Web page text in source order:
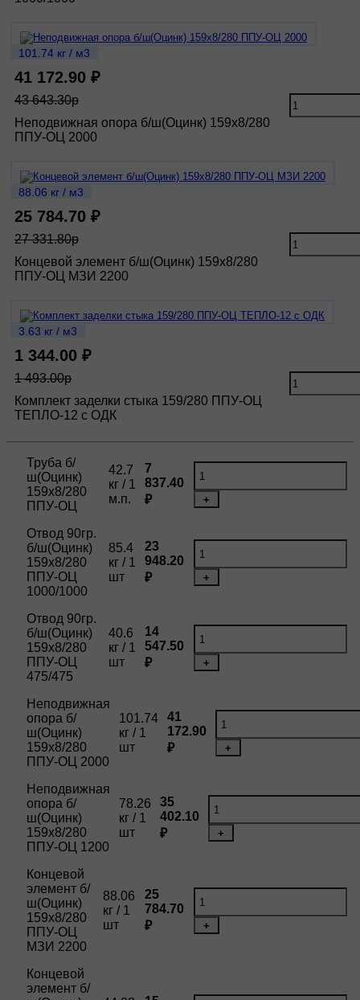
101.74 кг / м3
41 172.90 ₽
43 643.30р
Неподвижная опора б/ш(Оцинк) 159х8/280
ППУ-ОЦ 2000
88.06 кг / м3
25 784.70 ₽
27 331.80р
Концевой элемент б/ш(Оцинк) 159х8/280
ППУ-ОЦ МЗИ 2200
3.63 кг / м3
1 344.00 ₽
1 493.00р
Комплект заделки стыка 159/280 ППУ-ОЦ
ТЕПЛО-12 с ОДК
Труба б/
ш(Оцинк)
159х8/280
ППУ-ОЦ
42.7
кг / 1
м.п.
7
837.40
₽
+
Отвод 90гр.
б/ш(Оцинк)
159х8/280
ППУ-ОЦ
1000/1000
85.4
кг / 1
шт
23
948.20
₽
+
Отвод 90гр.
б/ш(Оцинк)
159х8/280
ППУ-ОЦ
475/475
40.6
кг / 1
шт
14
547.50
₽
+
Неподвижная
опора б/
ш(Оцинк)
159х8/280
ППУ-ОЦ 2000
101.74
кг / 1
шт
41
172.90
₽
+
Неподвижная
опора б/
ш(Оцинк)
159х8/280
ППУ-ОЦ 1200
78.26
кг / 1
шт
35
402.10
₽
+
Концевой
элемент б/
ш(Оцинк)
159х8/280
ППУ-ОЦ
МЗИ 2200
88.06
кг / 1
шт
25
784.70
₽
+
Концевой
элемент б/